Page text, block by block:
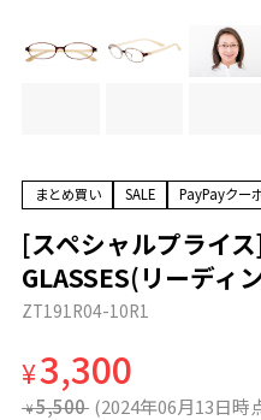
まとめ買い SALE PayPayクー
[スペシャルプライ
GLASSES(リーディ
ZT191R04-10R1
¥3,300
¥ 5,500 (2024年06月13日時